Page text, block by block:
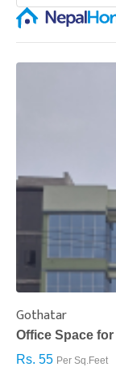
Gothatar
Office Space
Rs. 55 Per Sq.Feet